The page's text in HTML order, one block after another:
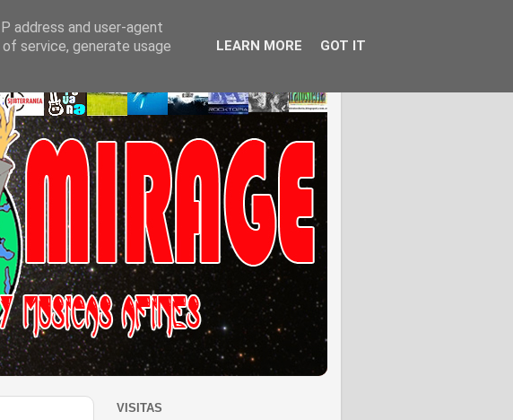
VISITAS
address and user-agent
service, generate usage
LEARN MORE GOT IT